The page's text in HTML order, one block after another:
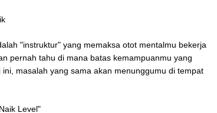
"instruktur" yang memaksa otot mentalmu bekerja
pernah tahu di mana batas kemampuanmu yang
masalah yang sama akan menunggumu di tempat
Level"